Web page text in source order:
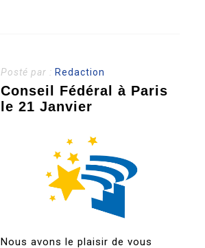
Posté par : Redaction
Conseil Fédéral à Paris
le 21 Janvier
Nous avons le plaisir de vous